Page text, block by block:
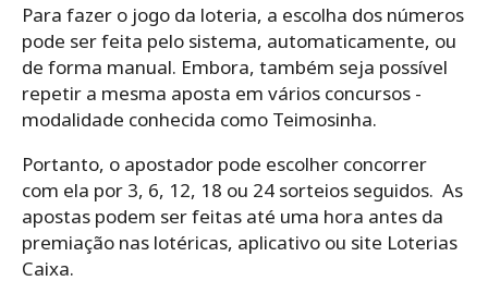
Para‌ ‌fazer‌ ‌o‌ ‌jogo da loteria,‌ ‌a‌ ‌escolha‌ ‌dos‌ ‌números‌
‌pode‌ ‌ser‌ ‌feita‌ ‌pelo‌ ‌sistema,‌ ‌automaticamente,‌ ‌ou‌
‌de‌ ‌forma‌ ‌manual.‌ Embora, ‌também‌ ‌seja‌ ‌possível‌
‌repetir‌ ‌a‌ ‌mesma‌ ‌aposta‌ ‌em‌ ‌vários‌ ‌concursos -‌
‌modalidade‌ ‌conhecida‌ ‌como‌ ‌Teimosinha.‌ ‌
Portanto, o ‌apostador‌ ‌pode‌ ‌escolher‌ ‌concorrer‌
‌com‌ ‌ela‌ ‌por‌ ‌3,‌ ‌6,‌ ‌12,‌ ‌18‌ ‌ou‌ ‌24‌ ‌sorteios seguidos.‌ ‌ As
apostas podem ser feitas até uma hora antes da
premiação nas lotéricas, aplicativo ou site Loterias
Caixa.